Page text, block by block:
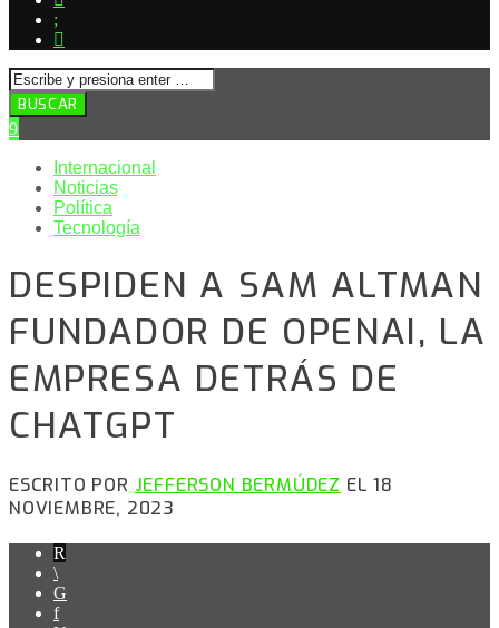
Internacional
Noticias
Política
Tecnología
DESPIDEN A SAM ALTMAN
FUNDADOR DE OPENAI, LA
EMPRESA DETRÁS DE
CHATGPT
ESCRITO POR JEFFERSON BERMÚDEZ EL 18
NOVIEMBRE, 2023